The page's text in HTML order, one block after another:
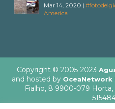
Mar 14, 2020 |
America
Copyright © 2005-2023
and hosted by OceaNetwork
Fialho, 8 9900-079